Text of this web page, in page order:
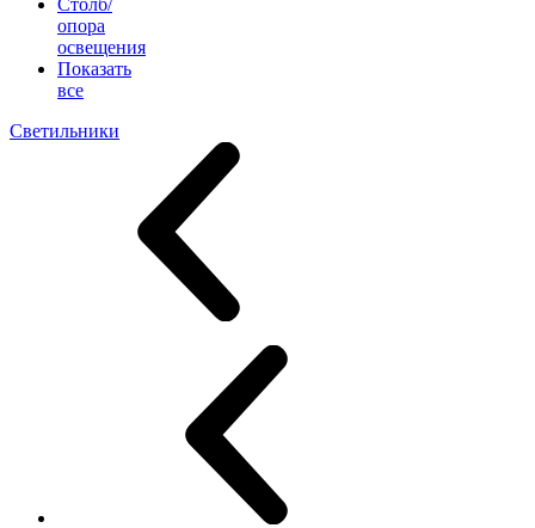
Столб/
опора
освещения
Показать
все
Светильники